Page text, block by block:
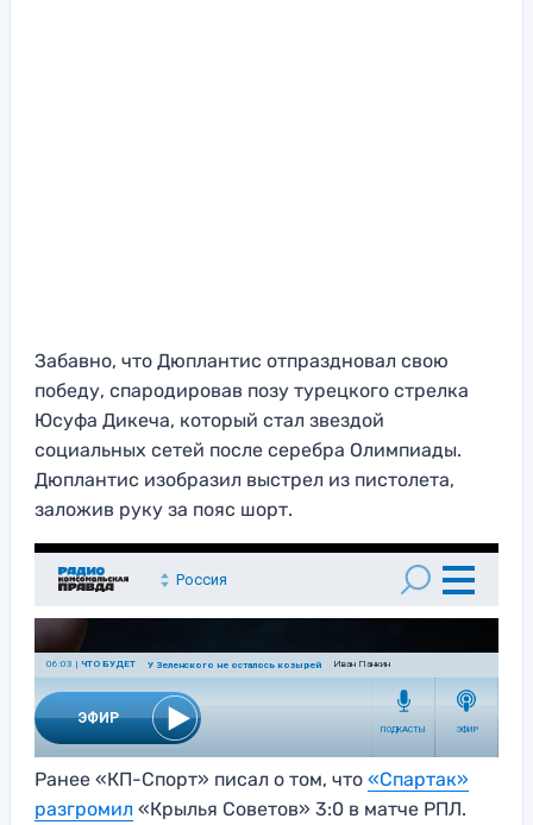
Забавно, что Дюплантис отпраздновал свою
победу, спародировав позу турецкого стрелка
Юсуфа Дикеча, который стал звездой
социальных сетей после серебра Олимпиады.
Дюплантис изобразил выстрел из пистолета,
заложив руку за пояс шорт.
Ранее «КП-Спорт» писал о том, что «Спартак»
разгромил «Крылья Советов» 3:0 в матче РПЛ.